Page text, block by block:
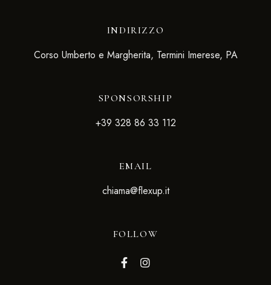
INDIRIZZO
Corso Umberto e Margherita, Termini Imerese, PA
SPONSORSHIP
+39 328 86 33 112
EMAIL
chiama@flexup.it
FOLLOW